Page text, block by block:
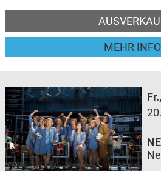
MEHR